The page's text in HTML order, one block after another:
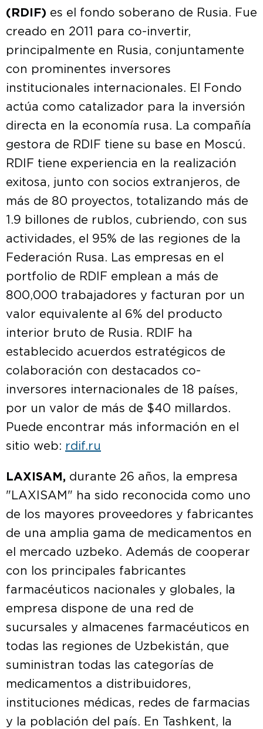
(RDIF) es el fondo soberano de Rusia. Fue
creado en 2011 para co-invertir,
principalmente en Rusia, conjuntamente
con prominentes inversores
institucionales internacionales. El Fondo
actúa como catalizador para la inversión
directa en la economía rusa. La compañía
gestora de RDIF tiene su base en Moscú.
RDIF tiene experiencia en la realización
exitosa, junto con socios extranjeros, de
más de 80 proyectos, totalizando más de
1.9 billones de rublos, cubriendo, con sus
actividades, el 95% de las regiones de la
Federación Rusa. Las empresas en el
portfolio de RDIF emplean a más de
800,000 trabajadores y facturan por un
valor equivalente al 6% del producto
interior bruto de Rusia. RDIF ha
establecido acuerdos estratégicos de
colaboración con destacados co-
inversores internacionales de 18 países,
por un valor de más de $40 millardos.
Puede encontrar más información en el
sitio web: rdif.ru
LAXISAM, durante 26 años, la empresa
"LAXISAM" ha sido reconocida como uno
de los mayores proveedores y fabricantes
de una amplia gama de medicamentos en
el mercado uzbeko. Además de cooperar
con los principales fabricantes
farmacéuticos nacionales y globales, la
empresa dispone de una red de
sucursales y almacenes farmacéuticos en
todas las regiones de Uzbekistán, que
suministran todas las categorías de
medicamentos a distribuidores,
instituciones médicas, redes de farmacias
y la población del país. En Tashkent, la